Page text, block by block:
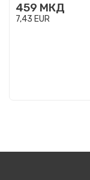
459 МКД
7,43 EUR